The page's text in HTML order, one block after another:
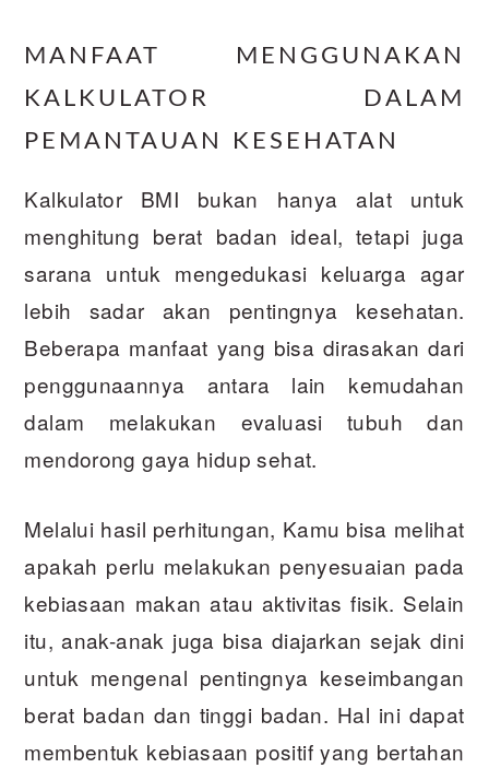
MANFAAT MENGGUNAKAN
KALKULATOR DALAM
PEMANTAUAN KESEHATAN
Kalkulator BMI bukan hanya alat untuk
menghitung berat badan ideal, tetapi juga
sarana untuk mengedukasi keluarga agar
lebih sadar akan pentingnya kesehatan.
Beberapa manfaat yang bisa dirasakan dari
penggunaannya antara lain kemudahan
dalam melakukan evaluasi tubuh dan
mendorong gaya hidup sehat.
Melalui hasil perhitungan, Kamu bisa melihat
apakah perlu melakukan penyesuaian pada
kebiasaan makan atau aktivitas fisik. Selain
itu, anak-anak juga bisa diajarkan sejak dini
untuk mengenal pentingnya keseimbangan
berat badan dan tinggi badan. Hal ini dapat
membentuk kebiasaan positif yang bertahan